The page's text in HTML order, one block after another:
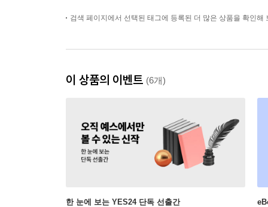
검색 페이지에서 선택된 태그에 등록된 더 많은 상품을 확인해
이 상품의 이벤트 (6개)
한 눈에 보는 YES24 단독 선출간